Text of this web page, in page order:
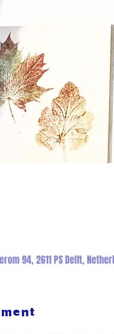
94, 2611 PS Delft,